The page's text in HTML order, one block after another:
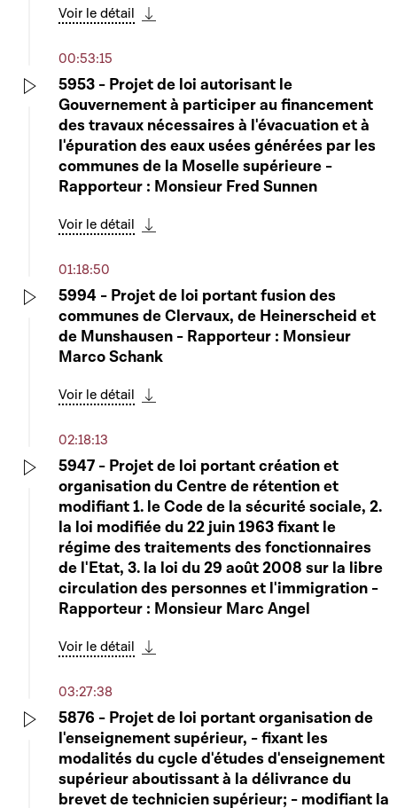
Voir le détail
00:53:15
5953 - Projet de loi autorisant le
Gouvernement à participer au financement
des travaux nécessaires à l'évacuation et à
l'épuration des eaux usées générées par les
communes de la Moselle supérieure -
Rapporteur : Monsieur Fred Sunnen
Voir le détail
01:18:50
5994 - Projet de loi portant fusion des
communes de Clervaux, de Heinerscheid et
de Munshausen - Rapporteur : Monsieur
Marco Schank
Voir le détail
02:18:13
5947 - Projet de loi portant création et
organisation du Centre de rétention et
modifiant 1. le Code de la sécurité sociale, 2.
la loi modifiée du 22 juin 1963 fixant le
régime des traitements des fonctionnaires
de l'Etat, 3. la loi du 29 août 2008 sur la libre
circulation des personnes et l'immigration -
Rapporteur : Monsieur Marc Angel
Voir le détail
03:27:38
5876 - Projet de loi portant organisation de
l'enseignement supérieur, - fixant les
modalités du cycle d'études d'enseignement
supérieur aboutissant à la délivrance du
brevet de technicien supérieur; - modifiant la